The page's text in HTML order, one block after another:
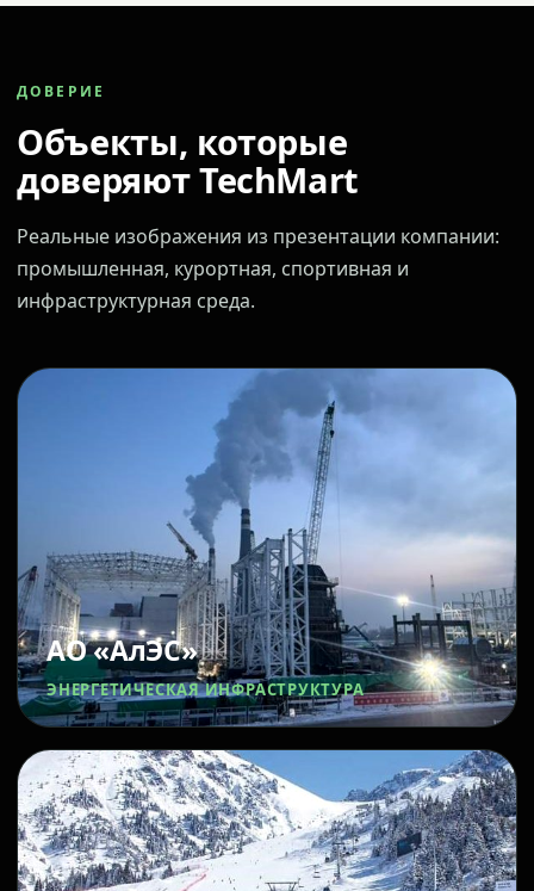
ДОВЕРИЕ
Объекты, которые
доверяют TechMart
Реальные изображения из презентации компании:
промышленная, курортная, спортивная и
инфраструктурная среда.
АО «АлЭС»
ЭНЕРГЕТИЧЕСКАЯ ИНФРАСТРУКТУРА